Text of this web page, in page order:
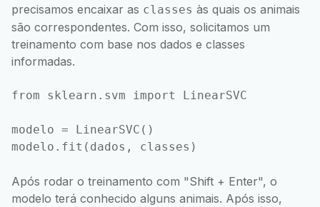
precisamos encaixar as classes às quais os animais
são correspondentes. Com isso, solicitamos um
treinamento com base nos dados e classes
informadas.
from sklearn.svm import LinearSVC
modelo = LinearSVC()
Após rodar o treinamento com "Shift + Enter", o
modelo terá conhecido alguns animais. Após isso,